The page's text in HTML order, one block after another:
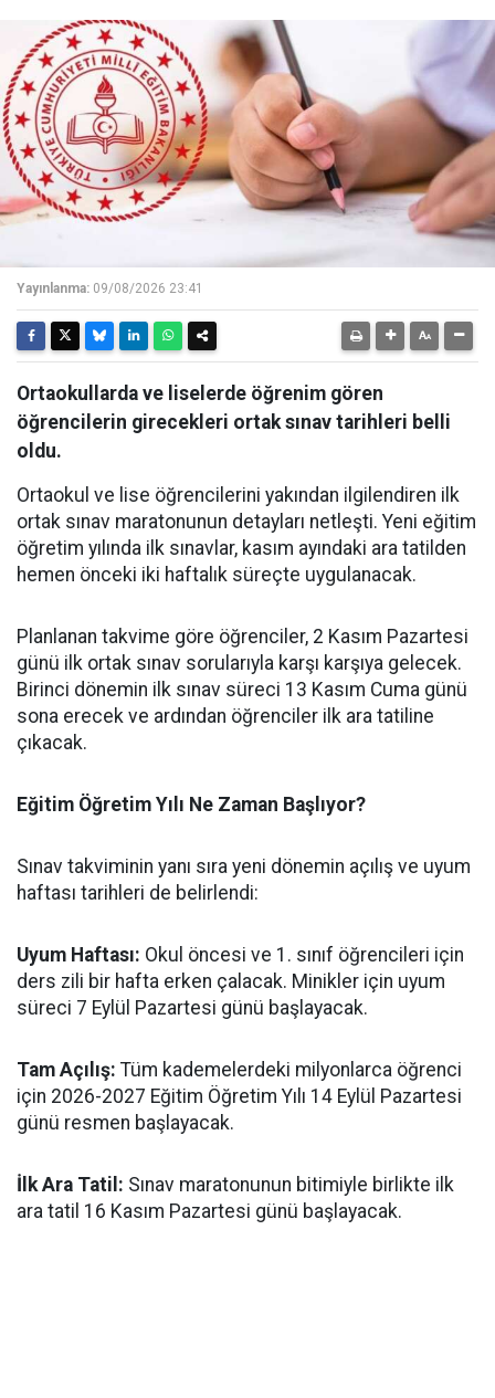
Yayınlanma: 09/08/2026 23:41
Ortaokullarda ve liselerde öğrenim gören
öğrencilerin girecekleri ortak sınav tarihleri belli
oldu.
Ortaokul ve lise öğrencilerini yakından ilgilendiren ilk
ortak sınav maratonunun detayları netleşti. Yeni eğitim
öğretim yılında ilk sınavlar, kasım ayındaki ara tatilden
hemen önceki iki haftalık süreçte uygulanacak.
​Planlanan takvime göre öğrenciler, 2 Kasım Pazartesi
günü ilk ortak sınav sorularıyla karşı karşıya gelecek.
Birinci dönemin ilk sınav süreci 13 Kasım Cuma günü
sona erecek ve ardından öğrenciler ilk ara tatiline
çıkacak.
​Eğitim Öğretim Yılı Ne Zaman Başlıyor?
​Sınav takviminin yanı sıra yeni dönemin açılış ve uyum
haftası tarihleri de belirlendi:
​Uyum Haftası: Okul öncesi ve 1. sınıf öğrencileri için
ders zili bir hafta erken çalacak. Minikler için uyum
süreci 7 Eylül Pazartesi günü başlayacak.
​Tam Açılış: Tüm kademelerdeki milyonlarca öğrenci
için 2026-2027 Eğitim Öğretim Yılı 14 Eylül Pazartesi
günü resmen başlayacak.
İlk Ara Tatil: Sınav maratonunun bitimiyle birlikte ilk
ara tatil 16 Kasım Pazartesi günü başlayacak.